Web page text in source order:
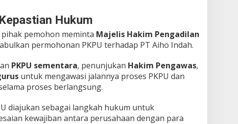
Hukum
pemohon meminta Majelis Hakim Pengadilan
permohonan PKPU terhadap PT Aiho Indah.
PKPU sementara, penunjukan Hakim Pengawas,
untuk mengawasi jalannya proses PKPU dan
proses berlangsung.
diajukan sebagai langkah hukum untuk
kewajiban antara perusahaan dengan para